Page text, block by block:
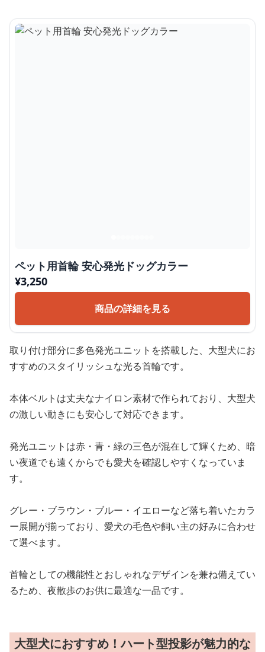
ペット用首輪 安心発光ドッグカラー
¥3,250
商品の詳細を見る
取り付け部分に多色発光ユニットを搭載した、大型犬にお
すすめのスタイリッシュな光る首輪です。
本体ベルトは丈夫なナイロン素材で作られており、大型犬
の激しい動きにも安心して対応できます。
発光ユニットは赤・青・緑の三色が混在して輝くため、暗
い夜道でも遠くからでも愛犬を確認しやすくなっていま
す。
グレー・ブラウン・ブルー・イエローなど落ち着いたカラ
ー展開が揃っており、愛犬の毛色や飼い主の好みに合わせ
て選べます。
首輪としての機能性とおしゃれなデザインを兼ね備えてい
るため、夜散歩のお供に最適な一品です。
大型犬におすすめ！ハート型投影が魅力的な